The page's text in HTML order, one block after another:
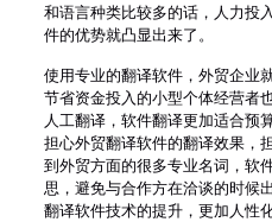
和语言种类比较多的话，人力投
件的优势就凸显出来了。
使用专业的翻译软件，外贸企业
节省资金投入的小型个体经营者
人工翻译，软件翻译更加适合预
担心外贸翻译软件的翻译效果，
到外贸方面的很多专业名词，软
思，避免与合作方在洽谈的时候
翻译软件技术的提升，更加人性